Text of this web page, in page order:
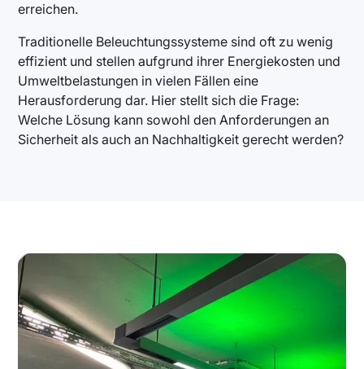
erreichen.
Traditionelle Beleuchtungssysteme sind oft zu wenig
effizient und stellen aufgrund ihrer Energiekosten und
Umweltbelastungen in vielen Fällen eine
Herausforderung dar. Hier stellt sich die Frage:
Welche Lösung kann sowohl den Anforderungen an
Sicherheit als auch an Nachhaltigkeit gerecht werden?